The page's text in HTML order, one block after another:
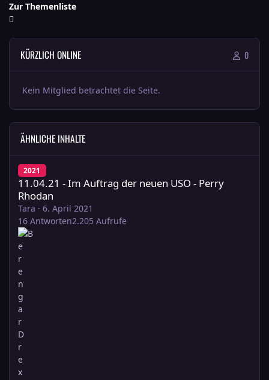
Zur Themenliste
KÜRZLICH ONLINE 0
Kein Mitglied betrachtet die Seite.
ÄHNLICHE INHALTE
11.04.21 - Im Auftrag der neuen USO - Perry Rhodan
2021
11.04.21 - Im Auftrag der neuen USO - Perry
Rhodan
Tara · 6. April 2021
16 Antworten2.205 Aufrufe